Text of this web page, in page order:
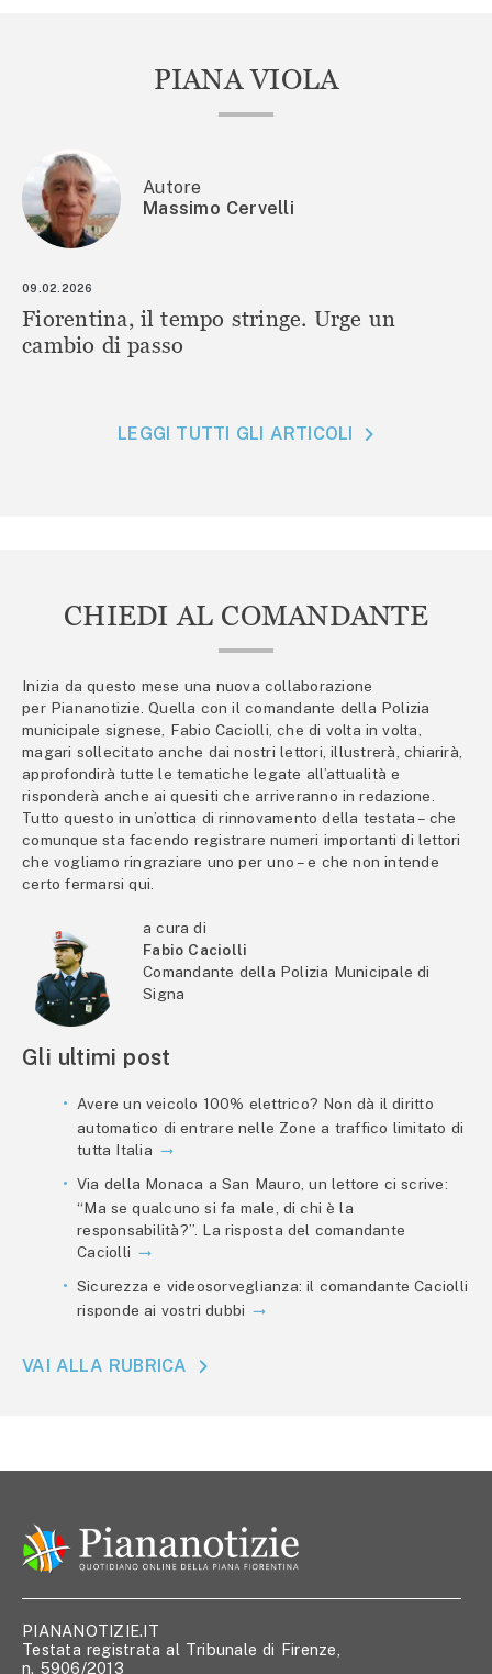
PIANA VIOLA
Autore
Massimo Cervelli
09.02.2026
Fiorentina, il tempo stringe. Urge un
cambio di passo
LEGGI TUTTI GLI ARTICOLI
CHIEDI AL COMANDANTE
Inizia da questo mese una nuova collaborazione
per Piananotizie. Quella con il comandante della Polizia
municipale signese, Fabio Caciolli, che di volta in volta,
magari sollecitato anche dai nostri lettori, illustrerà, chiarirà,
approfondirà tutte le tematiche legate all’attualità e
risponderà anche ai quesiti che arriveranno in redazione.
Tutto questo in un’ottica di rinnovamento della testata – che
comunque sta facendo registrare numeri importanti di lettori
che vogliamo ringraziare uno per uno – e che non intende
certo fermarsi qui.
a cura di
Fabio Caciolli
Comandante della Polizia Municipale di
Signa
Gli ultimi post
Avere un veicolo 100% elettrico? Non dà il diritto
automatico di entrare nelle Zone a traffico limitato di
tutta Italia
Via della Monaca a San Mauro, un lettore ci scrive:
“Ma se qualcuno si fa male, di chi è la
responsabilità?”. La risposta del comandante
Caciolli
Sicurezza e videosorveglianza: il comandante Caciolli
risponde ai vostri dubbi
VAI ALLA RUBRICA
PIANANOTIZIE.IT
Testata registrata al Tribunale di Firenze,
n. 5906/2013